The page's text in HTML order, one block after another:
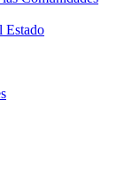
Estado